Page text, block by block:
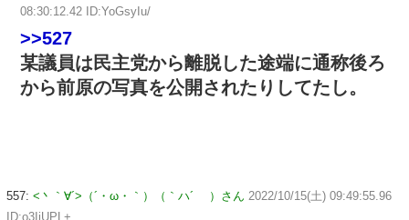
08:30:12.42 ID:YoGsyIu/
>>527
某議員は民主党から離脱した途端に通称後ろ
から前原の写真を公開されたりしてたし。
557: <丶｀∀´>（´・ω・｀）（｀ハ´ ）さん 2022/10/15(土) 09:49:55.96
ID:o3IiUPL+